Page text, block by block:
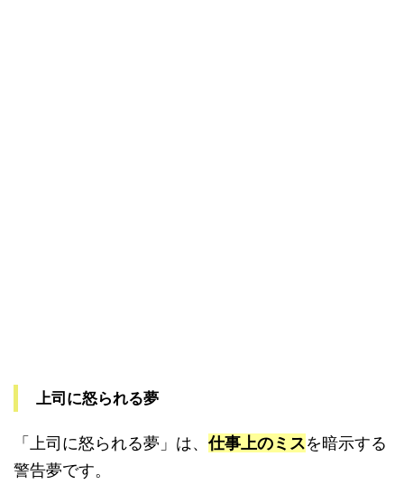
上司に怒られる夢
「上司に怒られる夢」は、仕事上のミスを暗示する
警告夢です。